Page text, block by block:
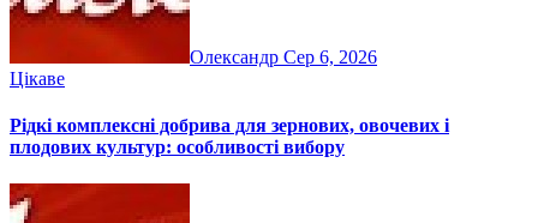
Олександр Сер 6, 2026
Цікаве
Рідкі комплексні добрива для зернових, овочевих і
плодових культур: особливості вибору